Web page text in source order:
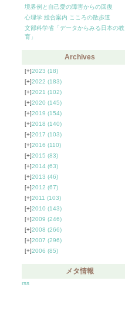
境界例と自己愛の障害からの回復
心理学 総合案内 こころの散歩道
文部科学省「データからみる日本の教
育」
Archives
[+]2023 (18)
[+]2022 (183)
[+]2021 (102)
[+]2020 (145)
[+]2019 (154)
[+]2018 (140)
[+]2017 (103)
[+]2016 (110)
[+]2015 (83)
[+]2014 (63)
[+]2013 (46)
[+]2012 (67)
[+]2011 (103)
[+]2010 (143)
[+]2009 (246)
[+]2008 (266)
[+]2007 (296)
[+]2006 (85)
メタ情報
rss